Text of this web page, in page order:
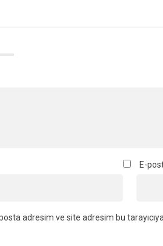
E-
adresim ve site adresim bu